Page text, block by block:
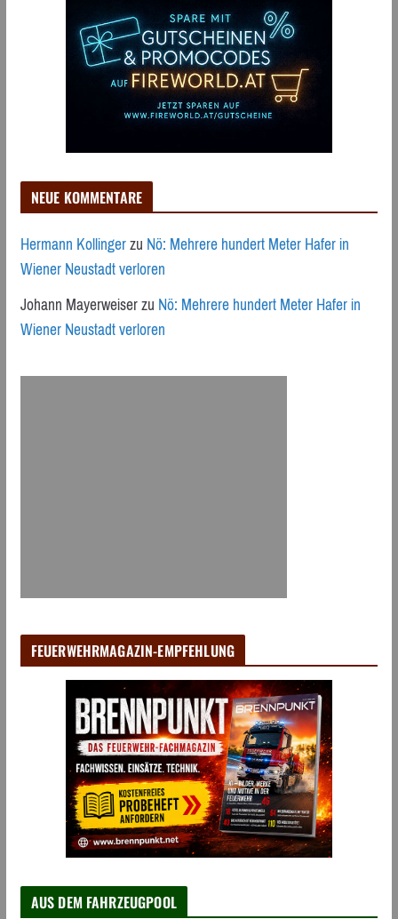
NEUE KOMMENTARE
Hermann KollingerzuNö: Mehrere hundert Meter Hafer in
Wiener Neustadt verloren
Johann MayerweiserzuNö: Mehrere hundert Meter Hafer in
Wiener Neustadt verloren
FEUERWEHRMAGAZIN-EMPFEHLUNG
AUS DEM FAHRZEUGPOOL